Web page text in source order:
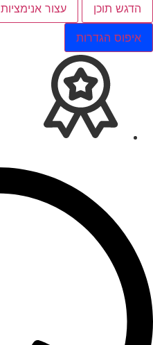
הדגש תוכן עצור אנימציות
איפוס הגדרות